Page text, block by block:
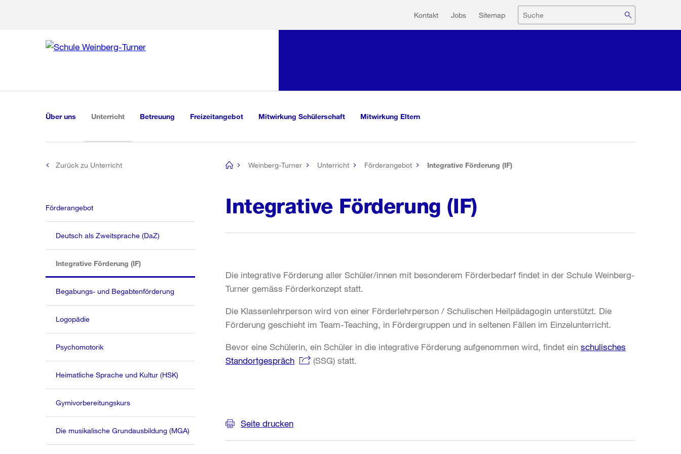
Hilfsnavigation
Kontakt Jobs Sitemap Suche
Navigation
Über uns Unterricht(aktiv)Betreuung Freizeitangebot Mitwirkung Schülerschaft Mitwirkung Eltern
[no
Weinberg-Turner Unterricht Förderangebot Integrative Förderung (IF)
Integrative Förderung (IF)
Die integrative Förderung aller Schüler/innen mit besonderem Förderbedarf findet in der Schule Weinberg-
Turner gemäss Förderkonzept statt.
Die Klassenlehrperson wird von einer Förderlehrperson / Schulischen Heilpädagogin unterstützt. Die
Förderung geschieht im Team-Teaching, in Fördergruppen und in seltenen Fällen im Einzelunterricht.
Bevor eine Schülerin, ein Schüler in die integrative Förderung aufgenommen wird, findet einschulisches
Standortgespräch
(SSG) statt.
Seite drucken
Zurück zu Unterricht
Förderangebot
Deutsch als Zweitsprache (DaZ)
Integrative Förderung (IF)(aktiv)
Begabungs- und Begabtenförderung
Logopädie
Psychomotorik
Heimatliche Sprache und Kultur (HSK)
Gymivorbereitungskurs
Die musikalische Grundausbildung (MGA)